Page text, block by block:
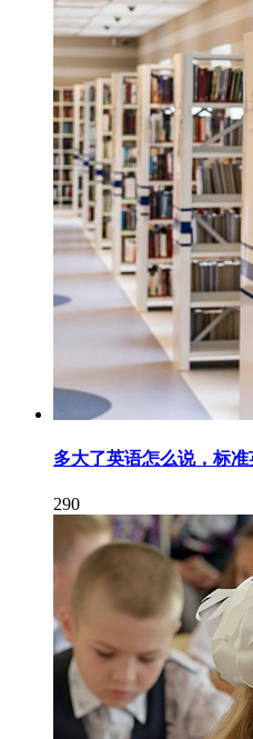
多大了英语怎么说，标准
290